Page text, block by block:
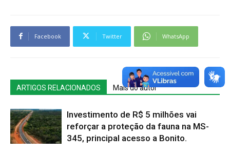
Facebook Twitter WhatsApp
ARTIGOS RELACIONADOS Mais do autor
Investimento de R$ 5 milhões vai
reforçar a proteção da fauna na MS-
345, principal acesso a Bonito.